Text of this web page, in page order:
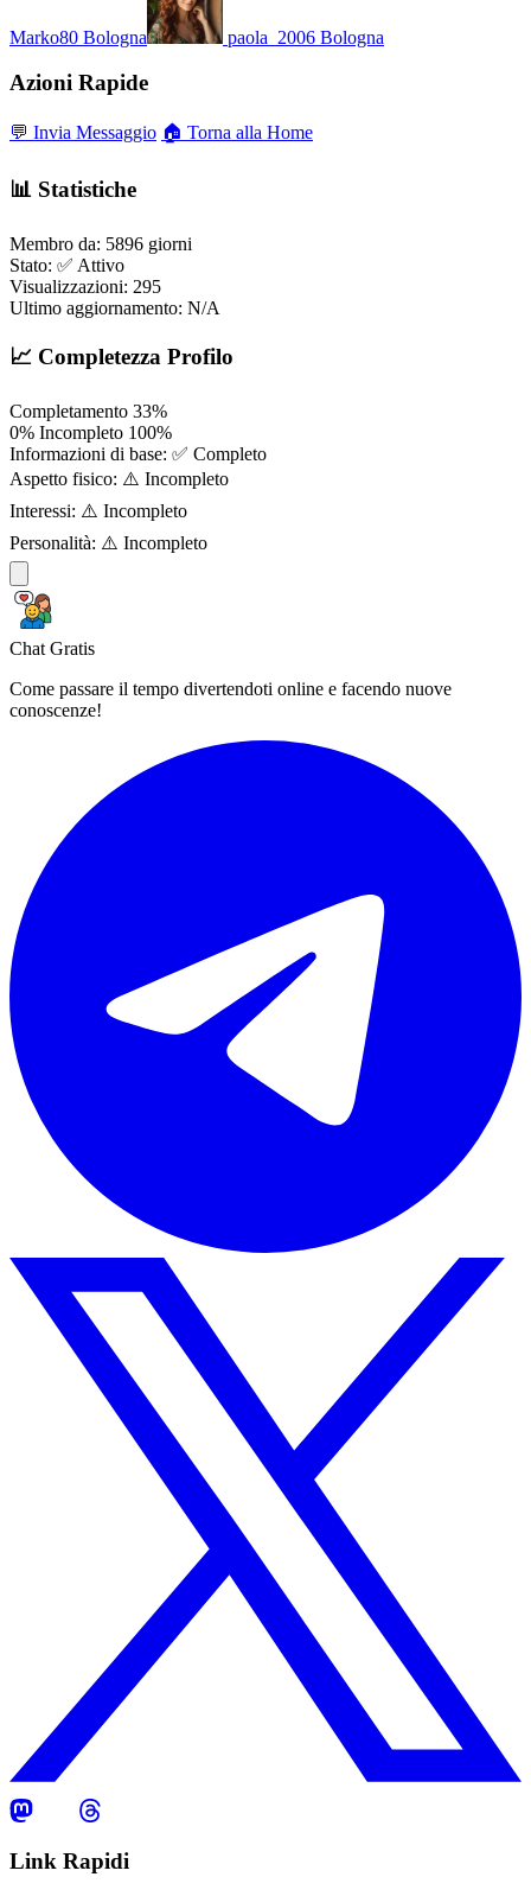
Marko80 Bologna paola_2006 Bologna
Azioni Rapide
💬 Invia Messaggio 🏠 Torna alla Home
📊 Statistiche
Membro da: 5896 giorni
Stato: ✅ Attivo
Visualizzazioni: 295
Ultimo aggiornamento: N/A
📈 Completezza Profilo
Completamento 33%
0% Incompleto 100%
Informazioni di base: ✅ Completo
Aspetto fisico: ⚠️ Incompleto
Interessi: ⚠️ Incompleto
Personalità: ⚠️ Incompleto
Chat Gratis
Come passare il tempo divertendoti online e facendo nuove
conoscenze!
Link Rapidi